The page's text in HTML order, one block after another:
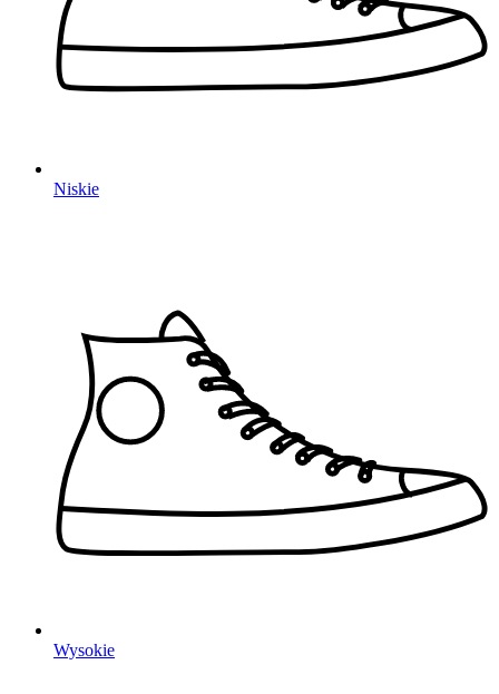
Niskie
Wysokie